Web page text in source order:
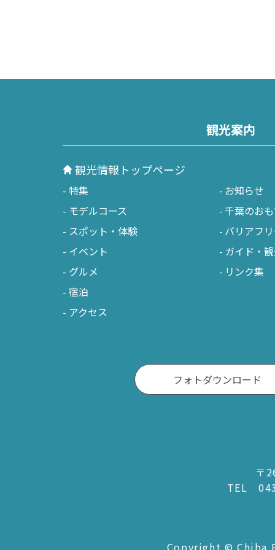
観光案内
観光情報トップページ
特集
モデルコース
スポット・体験
イベント
グルメ
宿泊
アクセス
お知らせ
千葉のお
バリアフ
ガイド・
リンク集
フォトダウンロード
〒
TEL
Copyright © Chiba